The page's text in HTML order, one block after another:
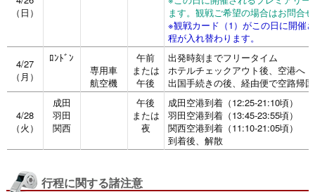
（日）
ます。観戦ご希望の場合はお問合
※観戦カード（1）がこの日に開催
程が入れ替わります。
4/27
（月）
ﾛﾝﾄﾞﾝ
専用車
航空機
午前
または
午後
出発時刻までフリータイム
ホテルチェックアウト後、空港へ
出国手続きの後、経由便で空路帰
4/28
（火）
成田
羽田
関西
午後
または
夜
成田空港到着（12:25-21:10頃）
羽田空港到着（13:45-23:55頃）
関西空港到着（11:10-21:05頃）
到着後、解散
行程に関する諸注意